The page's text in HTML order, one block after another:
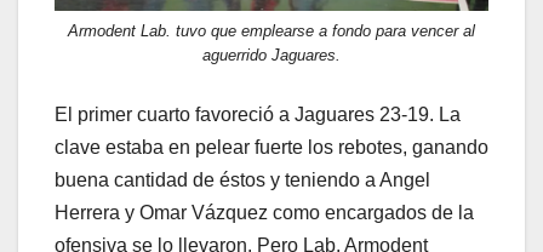
Armodent Lab. tuvo que emplearse a fondo para vencer al
aguerrido Jaguares.
El primer cuarto favoreció a Jaguares 23-19. La
clave estaba en pelear fuerte los rebotes, ganando
buena cantidad de éstos y teniendo a Angel
Herrera y Omar Vázquez como encargados de la
ofensiva se lo llevaron. Pero Lab. Armodent